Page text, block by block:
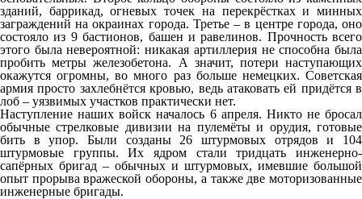
зданий, баррикад, огневых точек на перекрёстках и минных
заграждений на окраинах города. Третье – в центре города, оно
состояло из 9 бастионов, башен и равелинов. Прочность всего
этого была невероятной: никакая артиллерия не способна была
пробить метры железобетона. А значит, потери наступающих
окажутся огромны, во много раз больше немецких. Советская
армия просто захлебнётся кровью, ведь атаковать ей придётся в
лоб – уязвимых участков практически нет.
Наступление наших войск началось 6 апреля. Никто не бросал
обычные стрелковые дивизии на пулемёты и орудия, готовые
бить в упор. Были созданы 26 штурмовых отрядов и 104
штурмовые группы. Их ядром стали тридцать инженерно-
сапёрных бригад – обычных и штурмовых, имевшие большой
опыт прорыва вражеской обороны, а также две моторизованные
инженерные бригады.